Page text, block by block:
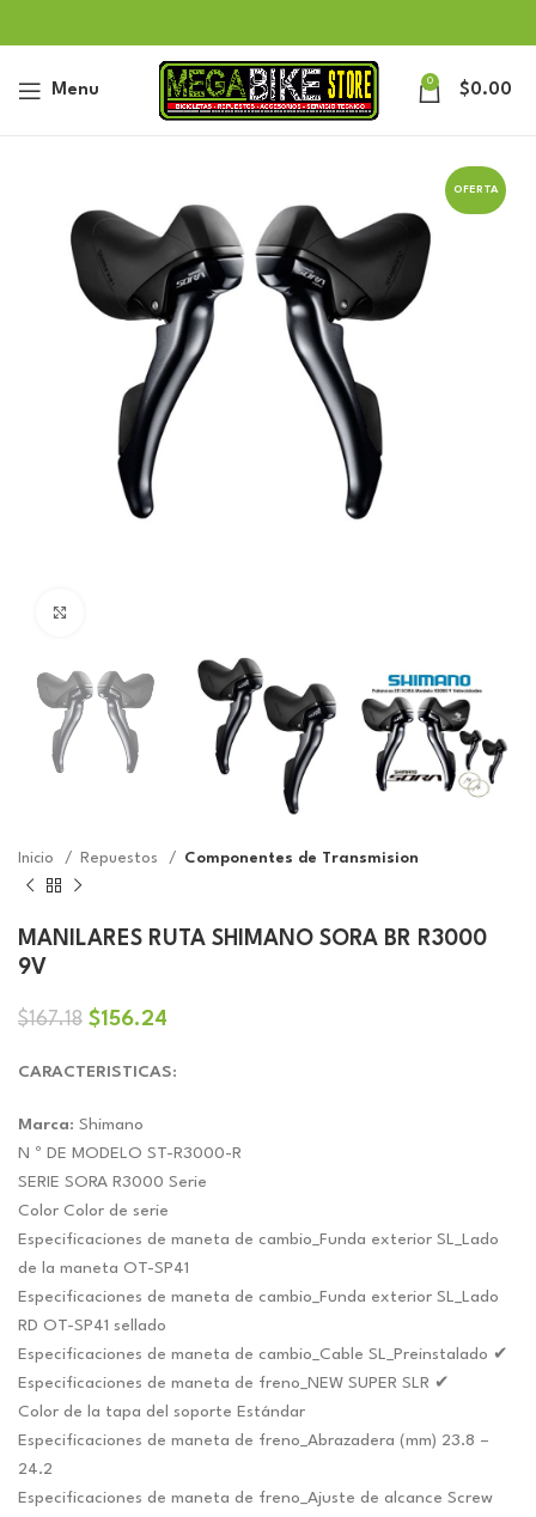
Menu 0 $0.00
OFERTA
Inicio Repuestos Componentes de Transmision
MANILARES RUTA SHIMANO SORA BR R3000
9V
$167.18 El
original
$167.18.
$156.24
actual
CARACTERISTICAS:
Marca: Shimano
N º DE MODELO ST-R3000-R
SERIE SORA R3000 Serie
Color Color de serie
Especificaciones de maneta de cambio_Funda exterior SL_Lado
de la maneta OT-SP41
Especificaciones de maneta de cambio_Funda exterior SL_Lado
RD OT-SP41 sellado
Especificaciones de maneta de cambio_Cable SL_Preinstalado ✔
Especificaciones de maneta de freno_NEW SUPER SLR ✔
Color de la tapa del soporte Estándar
Especificaciones de maneta de freno_Abrazadera (mm) 23.8 –
24.2
Especificaciones de maneta de freno_Ajuste de alcance Screw